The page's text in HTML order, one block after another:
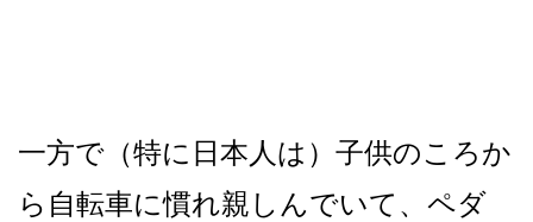
一方で（特に日本人は）子供のころか
ら自転車に慣れ親しんでいて、 ペダ